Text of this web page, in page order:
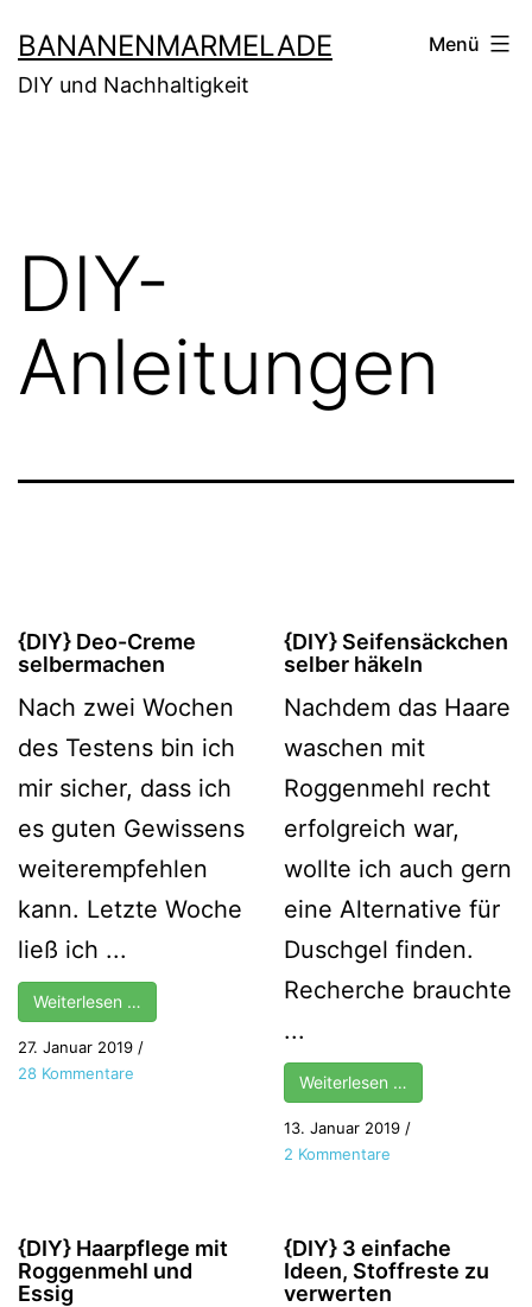
Inhalt
springen
BANANENMARMELADE
DIY und Nachhaltigkeit
Menü
DIY-
Anleitungen
{DIY} Deo-Creme
selbermachen
Nach zwei Wochen
des Testens bin ich
mir sicher, dass ich
es guten Gewissens
weiterempfehlen
kann. Letzte Woche
ließ ich ...
Weiterlesen …
27. Januar 2019 /
28 Kommentare
{DIY} Seifensäckchen
selber häkeln
Nachdem das Haare
waschen mit
Roggenmehl recht
erfolgreich war,
wollte ich auch gern
eine Alternative für
Duschgel finden.
Recherche brauchte
...
Weiterlesen …
13. Januar 2019 /
2 Kommentare
häkeln
{DIY} Haarpflege mit
Roggenmehl und
Essig
{DIY} 3 einfache
Ideen, Stoffreste zu
verwerten